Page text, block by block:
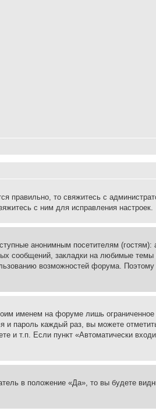
правильно, то свяжитесь с
с ним для исправления настроек.
анонимным посетителям (гостям):
сообщений, закладки на любимые темы
возможностей форума.
именем на форуме лишь
и пароль каждый раз, вы можете
и т.п. Если пункт «Автоматически
в положение «Да», то вы будете